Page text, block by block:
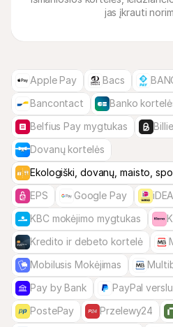
jas įkrauti
Apple Pay Bacs
Bancontact
Banko
Belfius Pay mygtukas
Billie
Dovanų kortelės
Ekologiški, dovanų, maisto,
EPS
Google Pay
KBC mokėjimo mygtukas
Kredito ir debeto kortelė
Mobilusis Mokėjimas
Pay by Bank
PayPal
PostePay
Przelewy24